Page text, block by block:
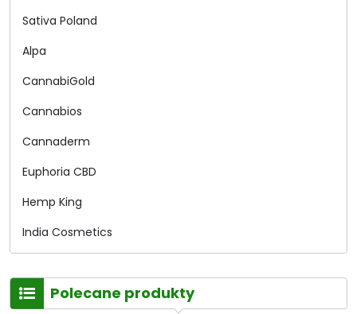
Sativa Poland
Alpa
CannabiGold
Cannabios
Cannaderm
Euphoria CBD
Hemp King
India Cosmetics
MedihempPolecane produkty